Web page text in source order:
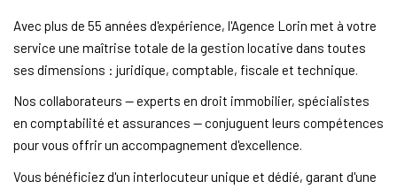
Avec plus de 55 années d'expérience, l'Agence Lorin met à votre
service une maîtrise totale de la gestion locative dans toutes
ses dimensions : juridique, comptable, fiscale et technique.
Nos collaborateurs — experts en droit immobilier, spécialistes
en comptabilité et assurances — conjuguent leurs compétences
pour vous offrir un accompagnement d'excellence.
Vous bénéficiez d'un interlocuteur unique et dédié, garant d'une